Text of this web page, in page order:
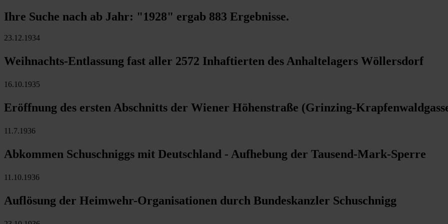
Ihre Suche nach ab Jahr: "1928" ergab 883 Ergebnisse.
23.12.1934
Weihnachts-Entlassung fast aller 2572 Inhaftierten des Anhaltelagers Wöllersdorf
16.10.1935
Eröffnung des ersten Abschnitts der Wiener Höhenstraße (Grinzing-
11.7.1936
Abkommen Schuschniggs mit Deutschland - Aufhebung der Tausend-Mark-Sperre
11.10.1936
Auflösung der Heimwehr-Organisationen durch Bundeskanzler Schuschnigg